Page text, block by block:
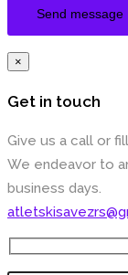
×
Get in touch
Give us a call or
We endeavor to
business days.